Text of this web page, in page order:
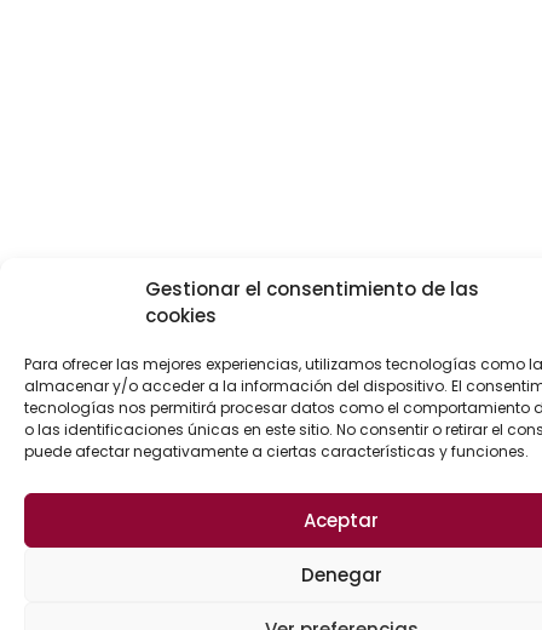
Gestionar el consentimiento de las
cookies
Para ofrecer las mejores experiencias, utilizamos tecnologías como
almacenar y/o acceder a la información del dispositivo. El
tecnologías nos permitirá procesar datos como el comportamiento
o las identificaciones únicas en este sitio. No consentir o retirar el
puede afectar negativamente a ciertas características y funciones.
Aceptar
Denegar